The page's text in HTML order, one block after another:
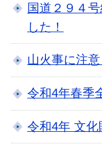
国道２９４
した！
山火事に注
令和4年春季
令和4年 文化